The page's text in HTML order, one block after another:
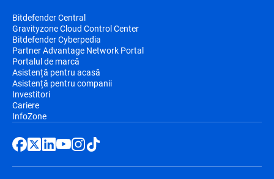
Bitdefender Central
Gravityzone Cloud Control Center
Bitdefender Cyberpedia
Partner Advantage Network Portal
Portalul de marcă
Asistență pentru acasă
Asistență pentru companii
Investitori
Cariere
InfoZone